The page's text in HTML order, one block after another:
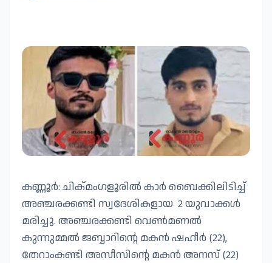
കണ്ണൂർ: ചിക്മംഗളൂരിൽ കാർ ബൈക്കിലിടിച്ച്
അഞ്ചരക്കണ്ടി സ്വദേശികളായ 2 യുവാക്കൾ
മരിച്ചു. അഞ്ചരക്കണ്ടി വെൺമണൽ
കുന്നുമ്മൽ ജബ്ബാറിൻ്റെ മകൻ ഷഹീർ (22),
തേറാംകണ്ടി അസീസിൻ്റെ മകൻ അനസ് (22)